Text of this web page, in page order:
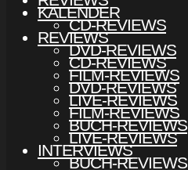
CD-REVIEWS
DVD-REVIEWS
FILM-REVIEWS
LIVE-REVIEWS
BUCH-REVIEWS
INTERVIEWS
KALENDER
REVIEWS
CD-REVIEWS
DVD-REVIEWS
FILM-REVIEWS
LIVE-REVIEWS
BUCH-REVIEWS